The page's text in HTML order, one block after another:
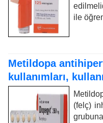
ile
Metildopa
kullanımları,
(felç)